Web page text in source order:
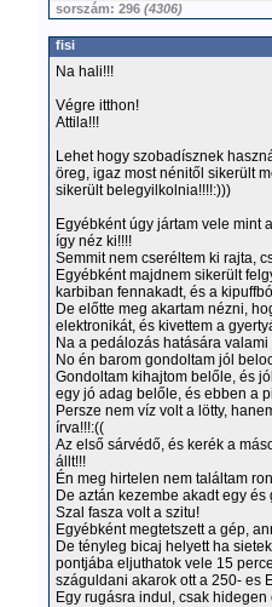
sorszám: 296 (4306)
fisi
Na hali!!!
Végre itthon!
Attila!!!
Lehet hogy szobadísznek
öreg, igaz most nénitől sikerült
sikerült belegyilkolnia!!!!:)))
Egyébként úgy jártam vele mint
így néz ki!!!!
Semmit nem cseréltem ki rajta,
Egyébként majdnem sikerült
karbiban fennakadt, és a
De előtte meg akartam nézni,
elektronikát, és kivettem a
Na a pedálozás hatására
No én barom gondoltam jól
Gondoltam kihajtom belőle, és
egy jó adag belőle, és ebben a
Persze nem víz volt a lötty,
írva!!!:((
Az első sárvédő, és kerék a
állt!!!
Én meg hirtelen nem találtam
De aztán kezembe akadt egy
Szal fasza volt a szitu!
Egyébként megtetszett a gép,
De tényleg bicaj helyett ha
pontjába eljuthatok vele 15
száguldani akarok ott a 250- es
Egy rugásra indul, csak